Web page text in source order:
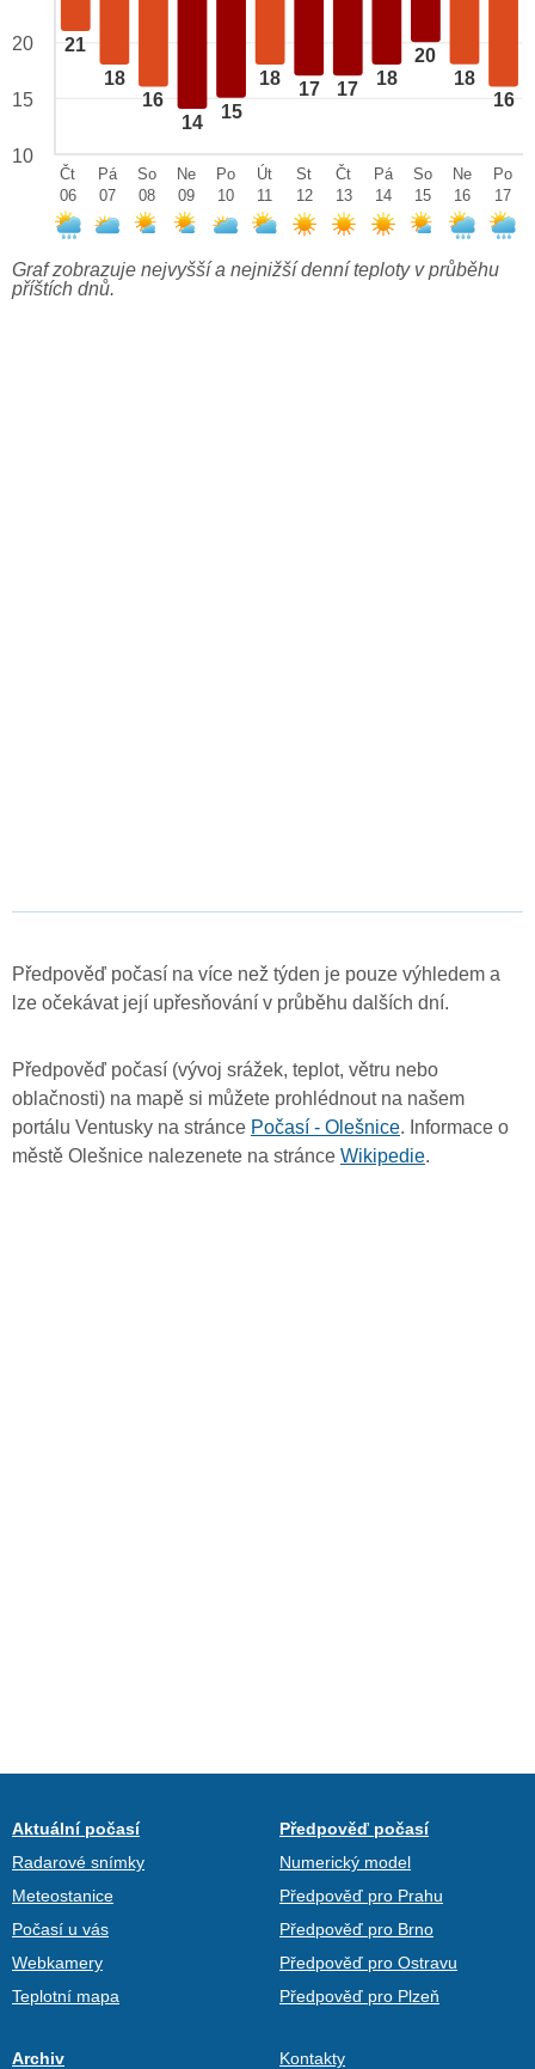
21
18
16
14
15
18
17 17
18
20
18
16
20
15
10
Čt
06
Pá
07
So
08
Ne
09
Po
10
Út
11
St
12
Čt
13
Pá
14
So
15
Ne
16
Po
17
Graf zobrazuje nejvyšší a nejnižší denní teploty v průběhu
příštích dnů.
Předpověď počasí na více než týden je pouze výhledem a
lze očekávat její upřesňování v průběhu dalších dní.
Předpověď počasí (vývoj srážek, teplot, větru nebo
oblačnosti) na mapě si můžete prohlédnout na našem
portálu Ventusky na stránce Počasí - Olešnice. Informace o
městě Olešnice nalezenete na stránce Wikipedie.
Aktuální počasí
Radarové snímky
Meteostanice
Počasí u vás
Webkamery
Teplotní mapa
Předpověď počasí
Numerický model
Předpověď pro Prahu
Předpověď pro Brno
Předpověď pro Ostravu
Předpověď pro Plzeň
Archiv Kontakty